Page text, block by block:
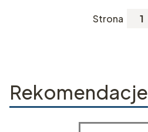
Strona
Rekomendacje